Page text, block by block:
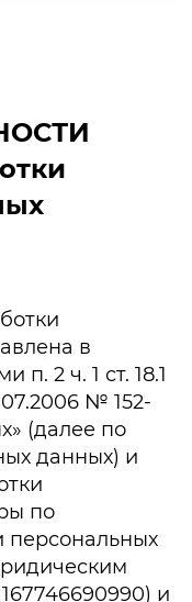
в
п. 2 ч. 1 ст. 18.1
№ 152-
(далее по
данных) и
по
персональных
и